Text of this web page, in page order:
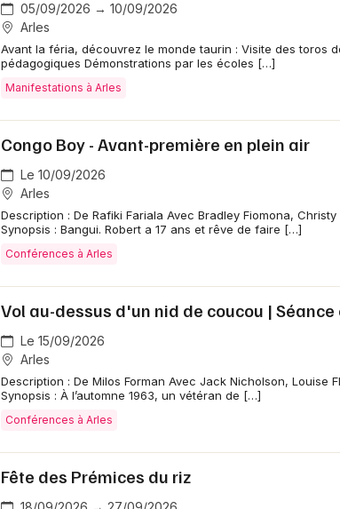
05/09/2026 → 10/09/2026
Arles
Avant la féria, découvrez le monde taurin : Visite des toros
pédagogiques Démonstrations par les écoles […]
Manifestations à Arles
Congo Boy - Avant-première en plein air
Le 10/09/2026
Arles
Description : De Rafiki Fariala Avec Bradley Fiomona,
Synopsis : Bangui. Robert a 17 ans et rêve de faire […]
Conférences à Arles
Vol au-dessus d'un nid de coucou |
Le 15/09/2026
Arles
Description : De Milos Forman Avec Jack Nicholson, Louise
Synopsis : À l’automne 1963, un vétéran de […]
Conférences à Arles
Fête des Prémices du riz